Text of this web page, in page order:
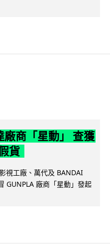
廠商「星動」 查獲
貨
視工廠、萬代及 BANDAI
GUNPLA 廠商「星動」發起